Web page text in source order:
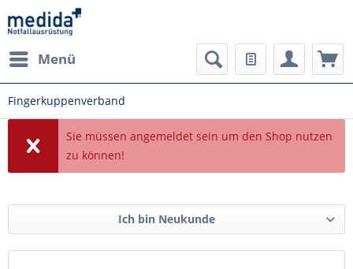
Menü
Fingerkuppenverband
Sie müssen angemeldet sein um den Shop nutzen
zu können!
Ich bin Neukunde